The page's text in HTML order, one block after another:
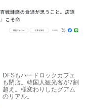
DFSもハードロックカフェ
も閉店。韓国人観光客が7割
超え。様変わりしたグアム
のリアル。